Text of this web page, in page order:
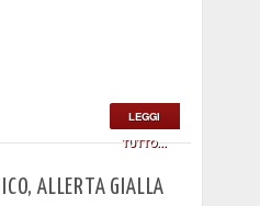
LEGGI
TUTTO...
ALLERTA GIALLA